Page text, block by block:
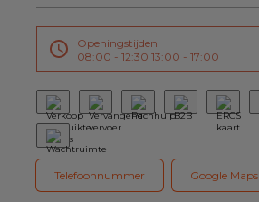
Openingstijden
08:00 - 12:30 13:00 - 17:00
Telefoonnummer Google Maps